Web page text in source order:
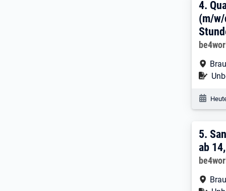
4.
4.
(m/
5.
5.
ab